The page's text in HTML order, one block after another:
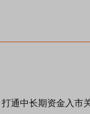
通中长期资金入市